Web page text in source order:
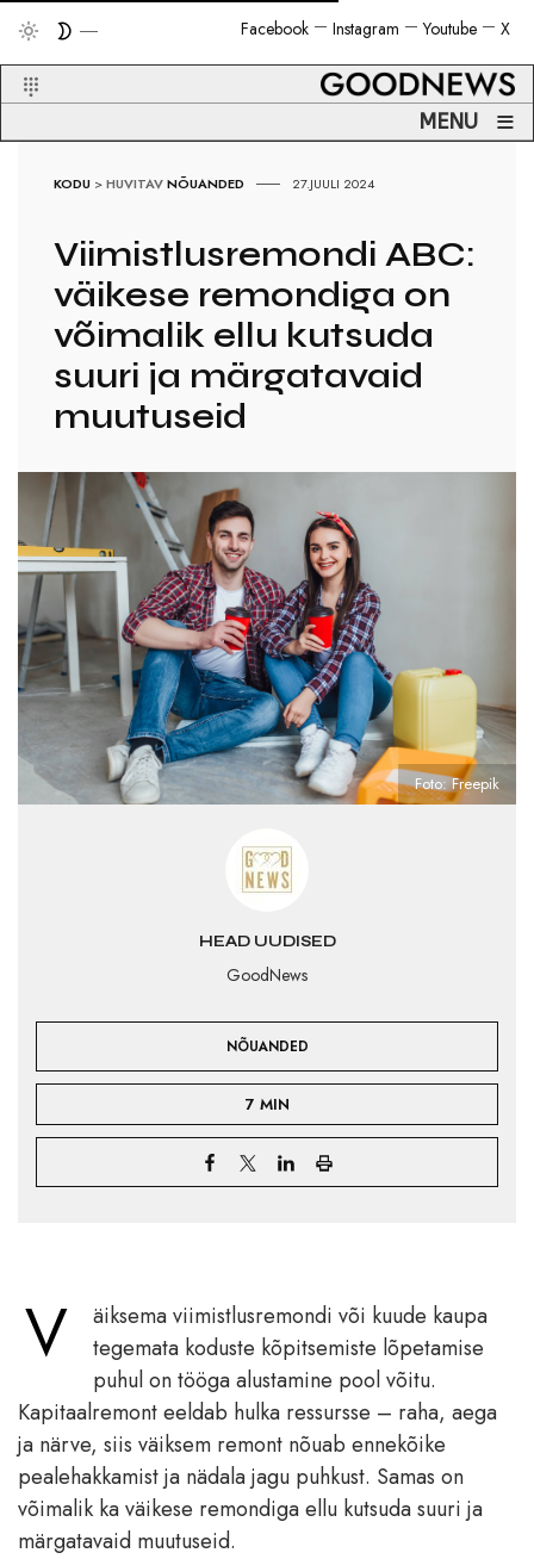
X
Youtube
Instagram
Facebook
MENU ≡
KODU >HUVITAVNÕUANDED 27.JUULI 2024
Viimistlusremondi ABC:
väikese remondiga on
võimalik ellu kutsuda
suuri ja märgatavaid
muutuseid
HEAD UUDISED
GoodNews
NÕUANDED
7 MIN
Foto: Freepik
V
äiksema viimistlusremondi või kuude kaupa
tegemata koduste kõpitsemiste lõpetamise
puhul on tööga alustamine pool võitu.
Kapitaalremont eeldab hulka ressursse – raha, aega
ja närve, siis väiksem remont nõuab ennekõike
pealehakkamist ja nädala jagu puhkust. Samas on
võimalik ka väikese remondiga ellu kutsuda suuri ja
märgatavaid muutuseid.